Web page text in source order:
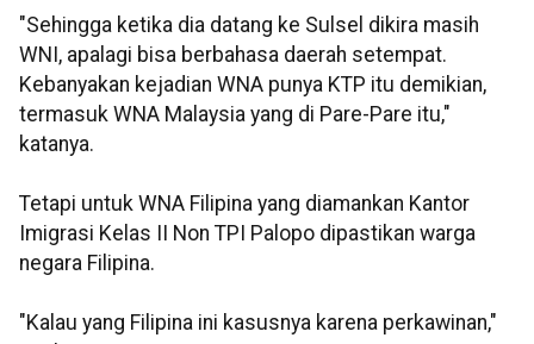
"Sehingga ketika dia datang ke Sulsel dikira masih
WNI, apalagi bisa berbahasa daerah setempat.
Kebanyakan kejadian WNA punya KTP itu demikian,
termasuk WNA Malaysia yang di Pare-Pare itu,"
katanya.
Tetapi untuk WNA Filipina yang diamankan Kantor
Imigrasi Kelas II Non TPI Palopo dipastikan warga
negara Filipina.
"Kalau yang Filipina ini kasusnya karena perkawinan,"